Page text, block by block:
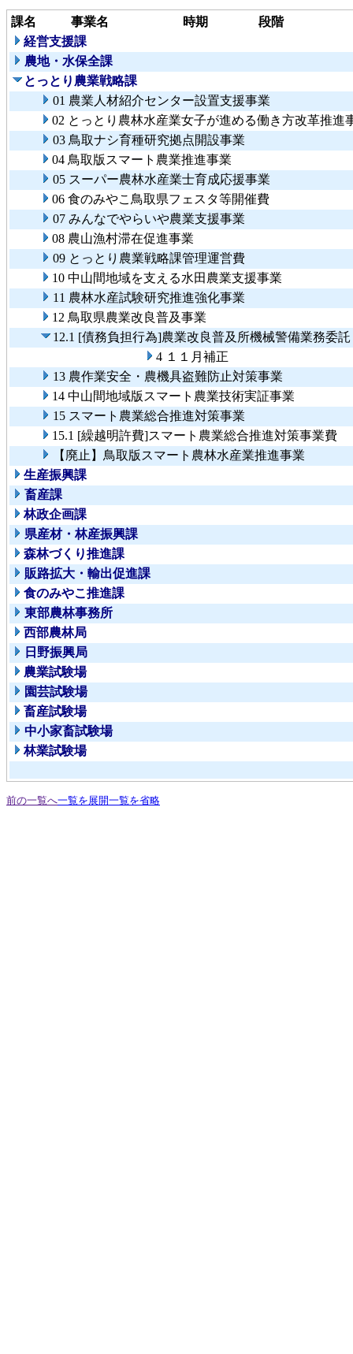
課名 事業名 時期
段階
経営支援課
農地・水保全課
とっとり農業戦略課
01 農業人材紹介センター設置支援事業
02 とっとり農林水産業女子が進める働き方改革推進
03 鳥取ナシ育種研究拠点開設事業
04 鳥取版スマート農業推進事業
05 スーパー農林水産業士育成応援事業
06 食のみやこ鳥取県フェスタ等開催費
07 みんなでやらいや農業支援事業
08 農山漁村滞在促進事業
09 とっとり農業戦略課管理運営費
10 中山間地域を支える水田農業支援事業
11 農林水産試験研究推進強化事業
12 鳥取県農業改良普及事業
12.1 [債務負担行為]農業改良普及所機械警備業務委託
4 １１月補正
13 農作業安全・農機具盗難防止対策事業
14 中山間地域版スマート農業技術実証事業
15 スマート農業総合推進対策事業
15.1 [繰越明許費]スマート農業総合推進対策事業費
【廃止】鳥取版スマート農林水産業推進事業
生産振興課
畜産課
林政企画課
県産材・林産振興課
森林づくり推進課
販路拡大・輸出促進課
食のみやこ推進課
東部農林事務所
西部農林局
日野振興局
農業試験場
園芸試験場
畜産試験場
中小家畜試験場
林業試験場
前の一覧へ一覧を展開一覧を省略